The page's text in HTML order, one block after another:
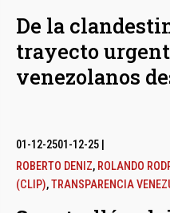
De la
trayecto
venezolanos
01-12-2501-12-25
ROBERTO DENIZ, ROLANDO
(CLIP),TRANSPARENCIA